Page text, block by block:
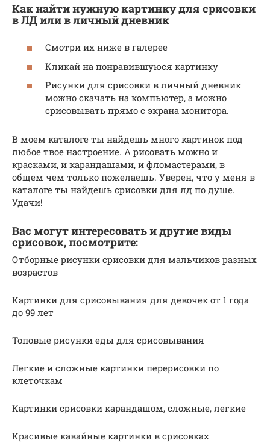
Как найти нужную картинку для срисовки
в ЛД или в личный дневник
Смотри их ниже в галерее
Кликай на понравившуюся картинку
Рисунки для срисовки в личный дневник
можно скачать на компьютер, а можно
срисовывать прямо с экрана монитора.
В моем каталоге ты найдешь много картинок под
любое твое настроение. А рисовать можно и
красками, и карандашами, и фломастерами, в
общем чем только пожелаешь. Уверен, что у меня в
каталоге ты найдешь срисовки для лд по душе.
Удачи!
Вас могут интересовать и другие виды
срисовок, посмотрите:
Отборные рисунки срисовки для мальчиков разных
возрастов
Картинки для срисовывания для девочек от 1 года
до 99 лет
Топовые рисунки еды для срисовывания
Легкие и сложные картинки перерисовки по
клеточкам
Картинки срисовки карандашом, сложные, легкие
Красивые кавайные картинки в срисовках